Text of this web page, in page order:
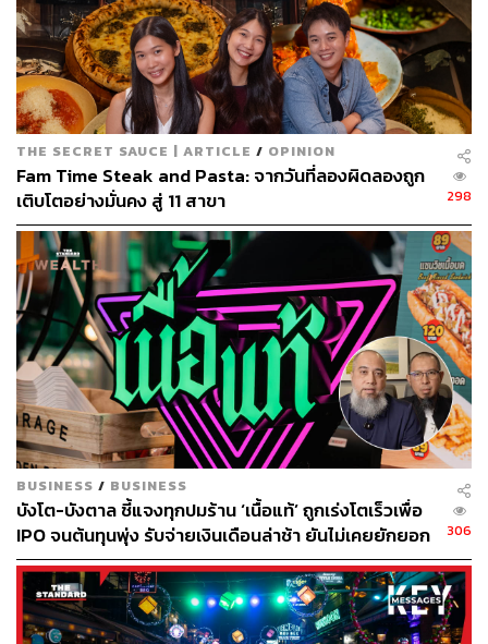
บรรยากาศของ โฮว ยู สาขาศูนย์การประชุมแห่งชาติสิริกิติ์
นั้นสว่างไสวโปร่งโล่งสบาย โดยตกแต่งมาในสไตล์ร่วมสมัยที่
ได้รับแรงบันดาลใจจากสวนหินสไตล์ญี่ปุ่น มีการนำองค์
ประกอบอย่างกระเบื้องทางเดินและหินตกแต่งสวนมาใช้ รวม
ถึงโคมไฟด้านบนก็เก๋ เพราะทำให้เรานึกถึงลายเส้นเมฆใน
ภาพวาดสไตล์ญี่ปุ่นด้วย
THE SECRET SAUCE | ARTICLE / OPINION
Fam Time Steak and Pasta: จากวันที่ลองผิดลองถูก
เติบโตอย่างมั่นคง สู่ 11 สาขา
298
BUSINESS / BUSINESS
บังโต-บังตาล ชี้แจงทุกปมร้าน ‘เนื้อแท้’ ถูกเร่งโตเร็วเพื่อ
IPO จนต้นทุนพุ่ง รับจ่ายเงินเดือนล่าช้า ยันไม่เคยยักยอก
เงินประกันสังคม
306